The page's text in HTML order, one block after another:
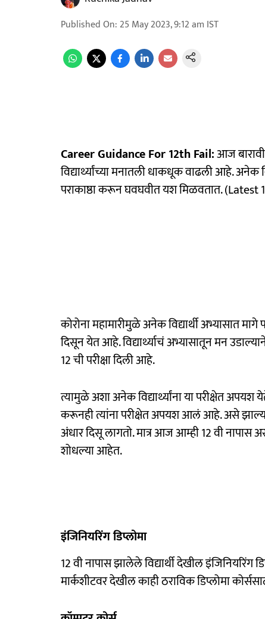
Published On: 25 May 2023, 9:12 am IST
Career Guidance For 12th Fail:आज बारावी
विद्यार्थ्यांच्या मनातली धाकधूक वाढली आहे. अनेक
पराकाष्ठा करून घवघवीत यश मिळवतात.
कोरोना महामारीमुळे अनेक विद्यार्थी अभ्यासात
दिसून येत आहे. विद्यार्थ्याचं अभ्यासातून मन
12 ची परीक्षा दिली आहे.
त्यामुळे अशा अनेक विद्यार्थ्यांना या परीक्षेत
करूनही त्यांना परीक्षेत अपयश आलं आहे. असे
अंधार दिसू लागतो. मात्र आज आम्ही 12 वी नापास
शोधल्या आहेत.
इंजिनियरिंग डिप्लोमा
12 वी नापास झालेले विद्यार्थी देखील इंजिनियरिंग
मार्कशीटवर देखील काही ठराविक डिप्लोमा